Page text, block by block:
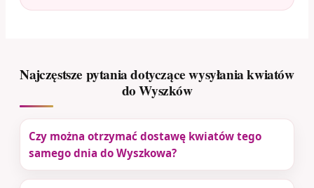
Najczęstsze pytania dotyczące wysyłania kwiatów
do Wyszków
Czy można otrzymać dostawę kwiatów tego
samego dnia do Wyszkowa?